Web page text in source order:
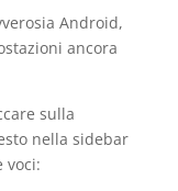
Android,
ancora
sulla
nella sidebar
voci: